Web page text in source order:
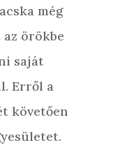
még
örökbe
saját
Erről a
követően